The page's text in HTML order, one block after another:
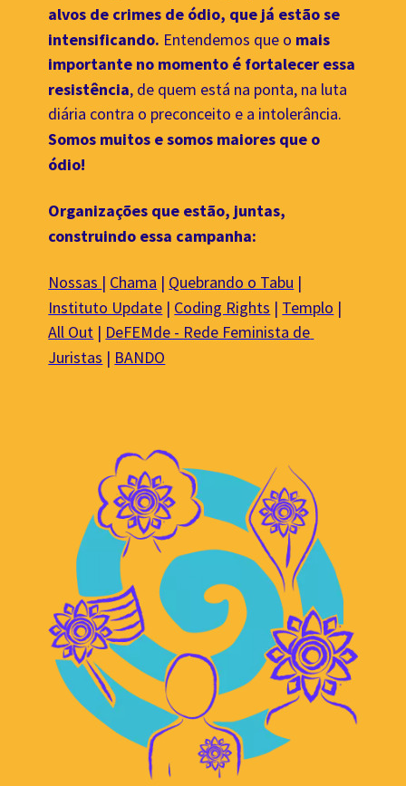
alvos de crimes de ódio, que já estão se
intensificando. Entendemos que o mais
importante no momento é fortalecer essa
resistência, de quem está na ponta, na luta
Somos muitos e somos maiores que o
ódio!
Organizações que estão, juntas,
construindo essa campanha:
Nossas | Chama | Quebrando o Tabu
Instituto Update | Coding Rights | Templo
All Out | DeFEMde - Rede Feminista de
Juristas | BANDO